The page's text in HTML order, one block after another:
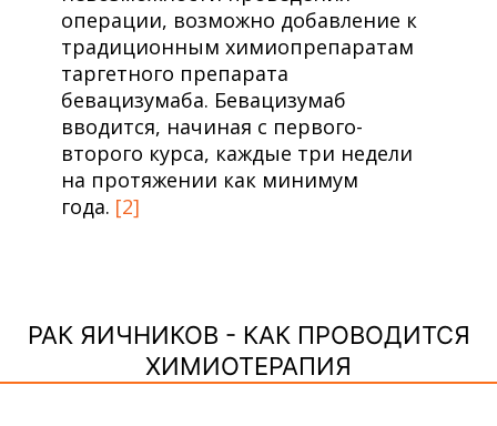
операции, возможно добавление к
традиционным химиопрепаратам
таргетного препарата
бевацизумаба. Бевацизумаб
вводится, начиная с первого-
второго курса, каждые три недели
на протяжении как минимум
года. [2]
РАК ЯИЧНИКОВ - КАК ПРОВОДИТСЯ
ХИМИОТЕРАПИЯ